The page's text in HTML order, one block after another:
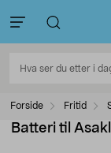
Forside Fritid
Batteri til